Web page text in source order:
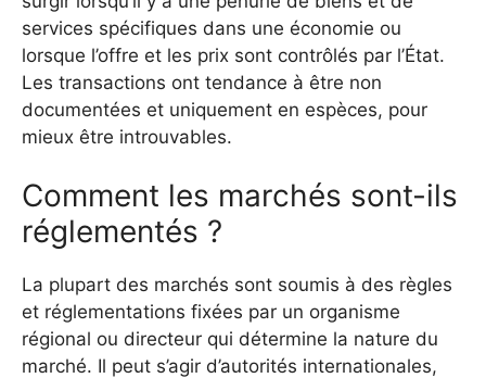
services spécifiques dans une économie ou
lorsque l’offre et les prix sont contrôlés par l’État.
Les transactions ont tendance à être non
documentées et uniquement en espèces, pour
mieux être introuvables.
Comment les marchés sont-ils
réglementés ?
La plupart des marchés sont soumis à des règles
et réglementations fixées par un organisme
régional ou directeur qui détermine la nature du
marché. Il peut s’agir d’autorités internationales,